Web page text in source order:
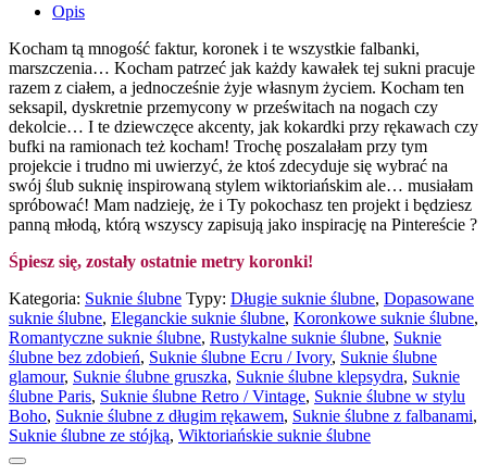
Opis
Kocham tą mnogość faktur, koronek i te wszystkie falbanki,
marszczenia… Kocham patrzeć jak każdy kawałek tej sukni pracuje
razem z ciałem, a jednocześnie żyje własnym życiem. Kocham ten
seksapil, dyskretnie przemycony w prześwitach na nogach czy
dekolcie… I te dziewczęce akcenty, jak kokardki przy rękawach czy
bufki na ramionach też kocham! Trochę poszalałam przy tym
projekcie i trudno mi uwierzyć, że ktoś zdecyduje się wybrać na
swój ślub suknię inspirowaną stylem wiktoriańskim ale… musiałam
spróbować! Mam nadzieję, że i Ty pokochasz ten projekt i będziesz
panną młodą, którą wszyscy zapisują jako inspirację na Pintereście ?
Śpiesz się, zostały ostatnie metry koronki!
Kategoria: Suknie ślubne Typy: Długie suknie ślubne, Dopasowane
suknie ślubne, Eleganckie suknie ślubne, Koronkowe suknie ślubne,
Romantyczne suknie ślubne, Rustykalne suknie ślubne, Suknie
ślubne bez zdobień, Suknie ślubne Ecru / Ivory, Suknie ślubne
glamour, Suknie ślubne gruszka, Suknie ślubne klepsydra, Suknie
ślubne Paris, Suknie ślubne Retro / Vintage, Suknie ślubne w stylu
Boho, Suknie ślubne z długim rękawem, Suknie ślubne z falbanami,
Suknie ślubne ze stójką, Wiktoriańskie suknie ślubne